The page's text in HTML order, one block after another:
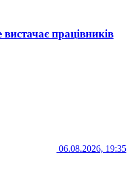
працівників
06.08.2026, 19:35